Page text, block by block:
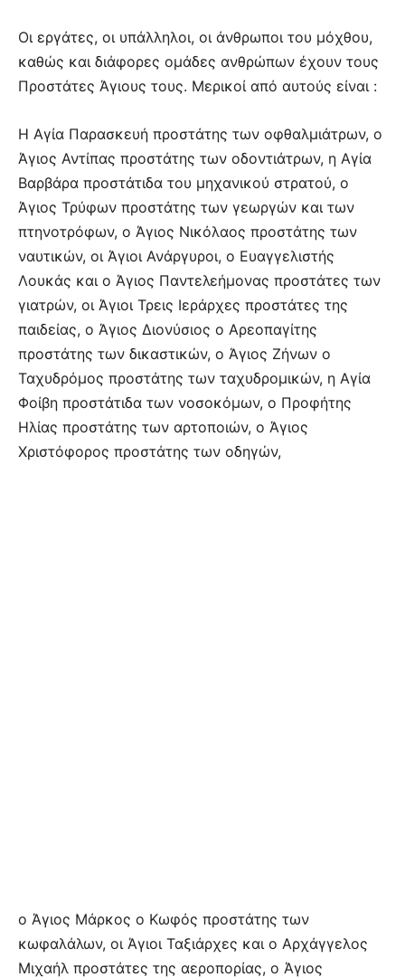
Οι εργάτες, οι υπάλληλοι, οι άνθρωποι του μόχθου,
καθώς και διάφορες ομάδες ανθρώπων έχουν τους
Προστάτες Άγιους τους. Μερικοί από αυτούς είναι :
Η Αγία Παρασκευή προστάτης των οφθαλμιάτρων, ο
Άγιος Αντίπας προστάτης των οδοντιάτρων, η Αγία
Βαρβάρα προστάτιδα του μηχανικού στρατού, ο
Άγιος Τρύφων προστάτης των γεωργών και των
πτηνοτρόφων, ο Άγιος Νικόλαος προστάτης των
ναυτικών, οι Άγιοι Ανάργυροι, ο Ευαγγελιστής
Λουκάς και ο Άγιος Παντελεήμονας προστάτες των
γιατρών, οι Άγιοι Τρεις Ιεράρχες προστάτες της
παιδείας, ο Άγιος Διονύσιος ο Αρεοπαγίτης
προστάτης των δικαστικών, ο Άγιος Ζήνων ο
Ταχυδρόμος προστάτης των ταχυδρομικών, η Αγία
Φοίβη προστάτιδα των νοσοκόμων, ο Προφήτης
Ηλίας προστάτης των αρτοποιών, ο Άγιος
Χριστόφορος προστάτης των οδηγών,
ο Άγιος Μάρκος ο Κωφός προστάτης των
κωφαλάλων, οι Άγιοι Ταξιάρχες και ο Αρχάγγελος
Μιχαήλ προστάτες της αεροπορίας, ο Άγιος